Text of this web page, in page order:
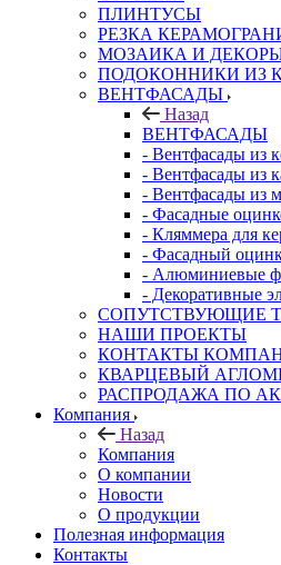
ПЛИНТУСЫ
РЕЗКА
МОЗАИКА И
ПОДОКОННИКИ ИЗ
ВЕНТФАСАДЫ
Назад
ВЕНТФАСАДЫ
- Вентфасады из
- Вентфасады из
- Вентфасады из
- Фасадные
- Кляммера для
- Фасадный
- Алюминиевые
- Декоративные
СОПУТСТВУЮЩИЕ
НАШИ ПРОЕКТЫ
КОНТАКТЫ
КВАРЦЕВЫЙ
РАСПРОДАЖА ПО
Компания
Назад
Компания
О компании
Новости
О продукции
Полезная информация
Контакты